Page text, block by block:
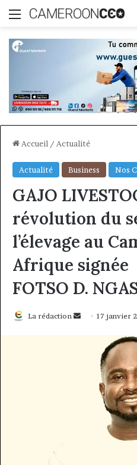
Menu
Accueil / Actualité
Actualité Business Nos
GAJO
révolution du
l’élevage au
Afrique signée
FOTSO D.
La rédaction
Envoyer
courriel
17 janvier